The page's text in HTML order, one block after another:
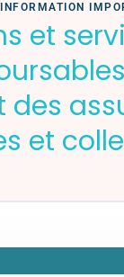
INFORMATION
et
des
et